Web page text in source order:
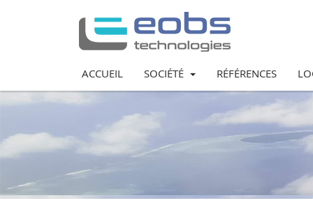
ACCUEIL SOCIÉTÉ RÉFÉRENCES